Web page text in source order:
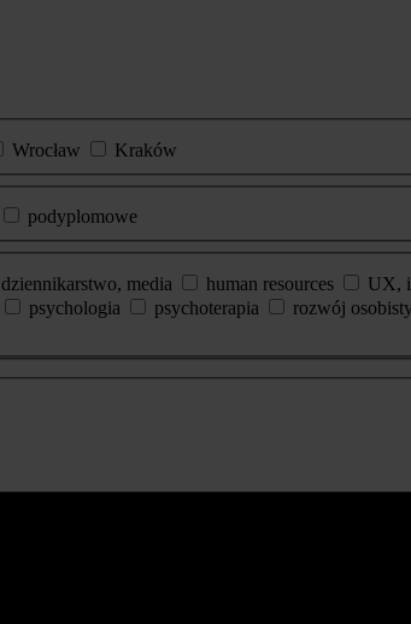
Wrocław
Kraków
podyplomowe
dziennikarstwo, media human resources UX,
psychologia psychoterapia rozwój